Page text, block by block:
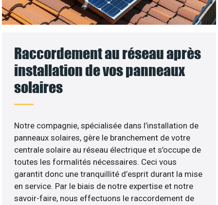
Raccordement au réseau après
installation de vos panneaux
solaires
Notre compagnie, spécialisée dans l’installation de
panneaux solaires, gère le branchement de votre
centrale solaire au réseau électrique et s’occupe de
toutes les formalités nécessaires. Ceci vous
garantit donc une tranquillité d’esprit durant la mise
en service. Par le biais de notre expertise et notre
savoir-faire, nous effectuons le raccordement de